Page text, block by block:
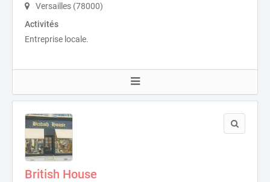
Versailles (78000)
Activités
Entreprise locale.
British House